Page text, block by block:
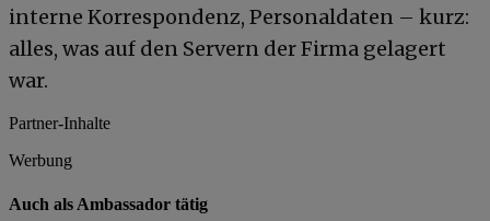
interne Korrespondenz, Personaldaten – kurz:
alles, was auf den Servern der Firma gelagert
war.
Partner-Inhalte
Werbung
Auch als Ambassador tätig